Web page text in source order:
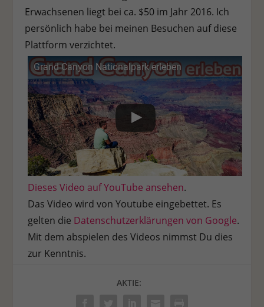
Erwachsenen liegt bei ca. $50 im Jahr 2016. Ich
persönlich habe bei meinen Besuchen auf diese
Plattform verzichtet.
Grand Canyon Nationalpark erleben
Dieses Video auf YouTube ansehen.
Das Video wird von Youtube eingebettet. Es
gelten die Datenschutzerklärungen von Google.
Mit dem abspielen des Videos nimmst Du dies
zur Kenntnis.
AKTIE: